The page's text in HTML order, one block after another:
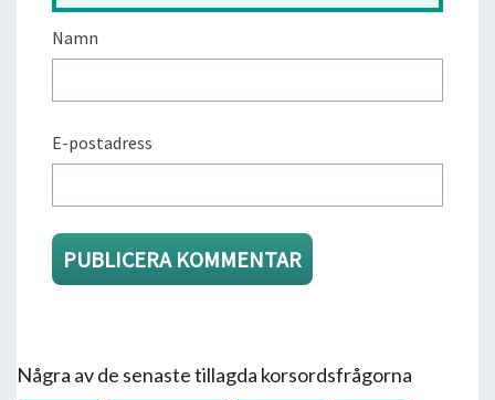
Namn
E-postadress
Några av de senaste tillagda korsordsfrågorna